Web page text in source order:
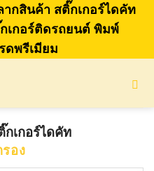
กสินค้า สติ๊กเกอร์ไดคัท
เกอร์ติดรถยนต์ พิมพ์
ดพรีเมียม
กเกอร์ไดคัท
อง